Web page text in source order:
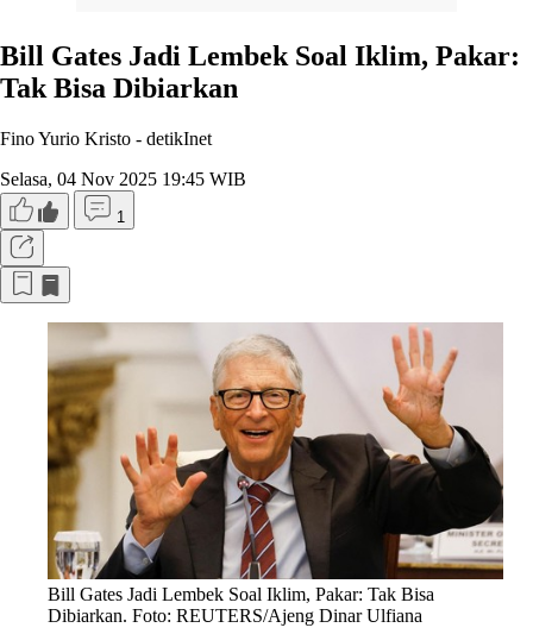
Bill Gates Jadi Lembek Soal Iklim, Pakar:
Tak Bisa Dibiarkan
Fino Yurio Kristo - detikInet
Selasa, 04 Nov 2025 19:45 WIB
1
Bill Gates Jadi Lembek Soal Iklim, Pakar: Tak Bisa
Dibiarkan. Foto: REUTERS/Ajeng Dinar Ulfiana